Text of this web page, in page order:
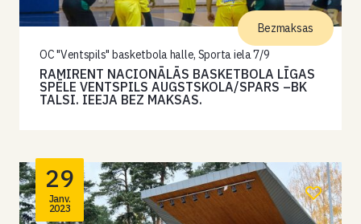
OC "Ventspils" basketbola halle, Sporta iela 7/9
RAMIRENT NACIONĀLĀS BASKETBOLA LĪGAS
SPĒLE VENTSPILS AUGSTSKOLA/SPARS –BK
TALSI. IEEJA BEZ MAKSAS.
Bezmaksas
29
Janv.
2023